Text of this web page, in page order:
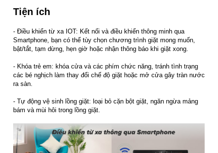
Tiện ích
- Điều khiển từ xa IOT: Kết nối và điều khiển thông minh qua
Smartphone, bạn có thể tùy chọn chương trình giặt mong muốn,
bật/tắt, tạm dừng, hẹn giờ hoặc nhận thông báo khi giặt xong.
- Khóa trẻ em: khóa cửa và các phím chức năng, tránh tình trạng
các bé nghịch làm thay đổi chế độ giặt hoặc mở cửa gây tràn nước
ra sàn.
- Tự động vệ sinh lồng giặt: loại bỏ cặn bột giặt, ngăn ngừa mảng
bám và mùi hôi trong lồng giặt.